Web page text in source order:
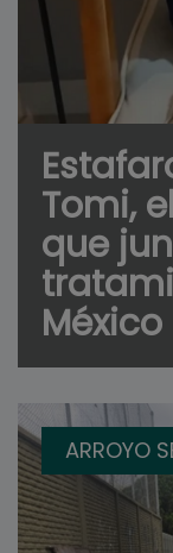
Tomi,
que
México
ARROYO